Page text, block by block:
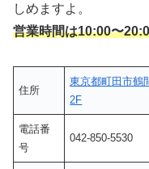
しめますよ。
営業時間は10:00〜
住所
東京都町田市鶴
2F
電話番
号
042-850-5530